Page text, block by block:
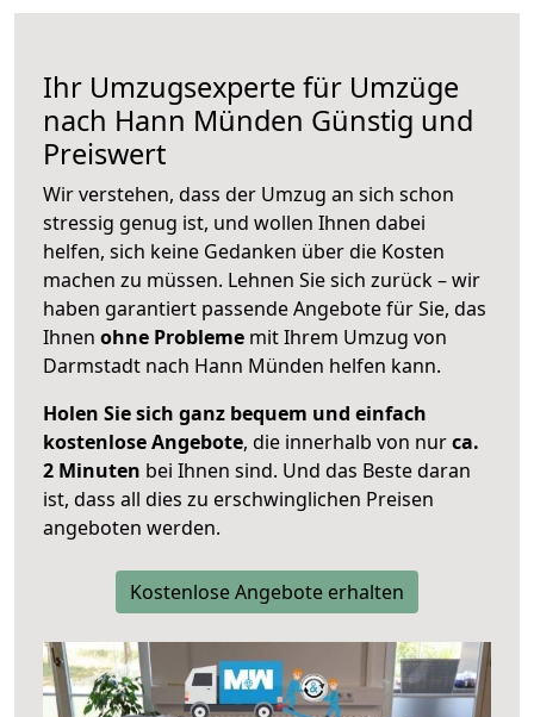
Ihr Umzugsexperte für Umzüge
nach Hann Münden Günstig und
Preiswert
Wir verstehen, dass der Umzug an sich schon
stressig genug ist, und wollen Ihnen dabei
helfen, sich keine Gedanken über die Kosten
machen zu müssen. Lehnen Sie sich zurück – wir
haben garantiert passende Angebote für Sie, das
Ihnen ohne Probleme mit Ihrem Umzug von
Darmstadt nach Hann Münden helfen kann.
Holen Sie sich ganz bequem und einfach
kostenlose Angebote, die innerhalb von nurca.
2 Minuten bei Ihnen sind. Und das Beste daran
ist, dass all dies zu erschwinglichen Preisen
angeboten werden.
Kostenlose Angebote erhalten